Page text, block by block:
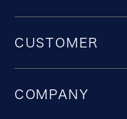
CUSTOMER
COMPANY